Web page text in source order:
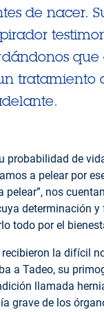
de nacer.
que
tratamiento
probabilidad de
a pelear por
pelear”, nos
determinación
todo por el
recibieron la difícil
a Tadeo, su
llamada
grave de los